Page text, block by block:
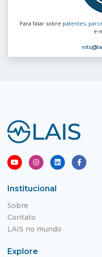
Para falar sobre patentes,
nits
Institucional
Sobre
Contato
LAIS no mundo
Explore